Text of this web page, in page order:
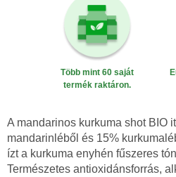
Több mint 60 saját
termék raktáron.
A mandarinos kurkuma shot BIO
mandarinléből és 15%
ízt a kurkuma enyhén fűszeres
Természetes antioxidánsforrás,